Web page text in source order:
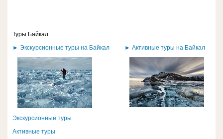
Туры Байкал
► Экскурсионные туры на Байкал
► Активные туры на Байкал
Экскурсионные туры
Активные туры